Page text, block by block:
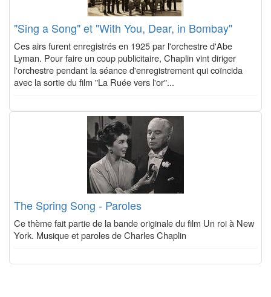
"Sing a Song" et "With You, Dear, in Bombay"
Ces airs furent enregistrés en 1925 par l'orchestre d'Abe
Lyman. Pour faire un coup publicitaire, Chaplin vint diriger
l'orchestre pendant la séance d'enregistrement qui coïncida
avec la sortie du film "La Ruée vers l'or"...
The Spring Song - Paroles
Ce thème fait partie de la bande originale du film Un roi à New
York. Musique et paroles de Charles Chaplin